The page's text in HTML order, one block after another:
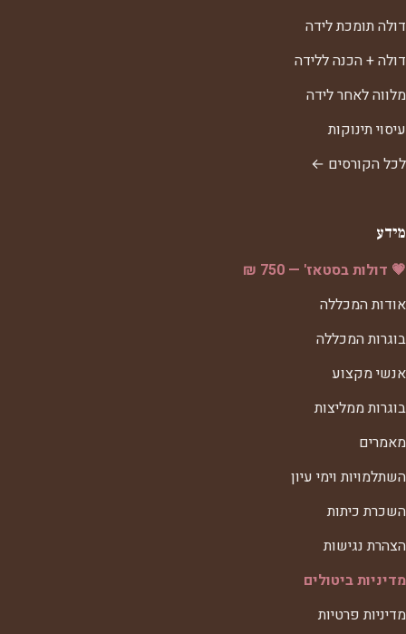
דולה תומכת לידה
דולה + הכנה ללידה
מלווה לאחר לידה
עיסוי תינוקות
לכל הקורסים ←
מידע
💗 דולות בסטאז' — 750 ₪
אודות המכללה
בוגרות המכללה
אנשי מקצוע
בוגרות ממליצות
מאמרים
השתלמויות וימי עיון
השכרת כיתות
הצהרת נגישות
מדיניות ביטולים
מדיניות פרטיות